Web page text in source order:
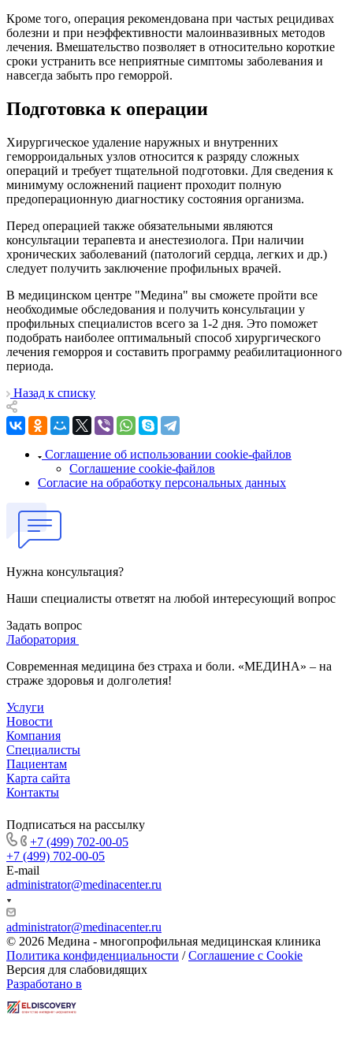
Кроме того, операция рекомендована при частых рецидивах
болезни и при неэффективности малоинвазивных методов
лечения. Вмешательство позволяет в относительно короткие
сроки устранить все неприятные симптомы заболевания и
навсегда забыть про геморрой.
Подготовка к операции
Хирургическое удаление наружных и внутренних
геморроидальных узлов относится к разряду сложных
операций и требует тщательной подготовки. Для сведения к
минимуму осложнений пациент проходит полную
предоперационную диагностику состояния организма.
Перед операцией также обязательными являются
консультации терапевта и анестезиолога. При наличии
хронических заболеваний (патологий сердца, легких и др.)
следует получить заключение профильных врачей.
В медицинском центре "Медина" вы сможете пройти все
необходимые обследования и получить консультации у
профильных специалистов всего за 1-2 дня. Это поможет
подобрать наиболее оптимальный способ хирургического
лечения геморроя и составить программу реабилитационного
периода.
Назад к списку
Соглашение об использовании cookie-файлов
Соглашение cookie-файлов
Согласие на обработку персональных данных
Нужна консультация?
Наши специалисты ответят на любой интересующий вопрос
Задать вопрос
Лаборатория
Современная медицина без страха и боли. «МЕДИНА» – на
страже здоровья и долголетия!
Услуги
Новости
Компания
Специалисты
Пациентам
Карта сайта
Контакты
Подписаться на рассылку
+7 (499) 702-00-05
+7 (499) 702-00-05
E-mail
administrator@medinacenter.ru
administrator@medinacenter.ru
© 2026 Медина - многопрофильная медицинская клиника
Политика конфиденциальности /Соглашение с Cookie
Версия для слабовидящих
Разработано в